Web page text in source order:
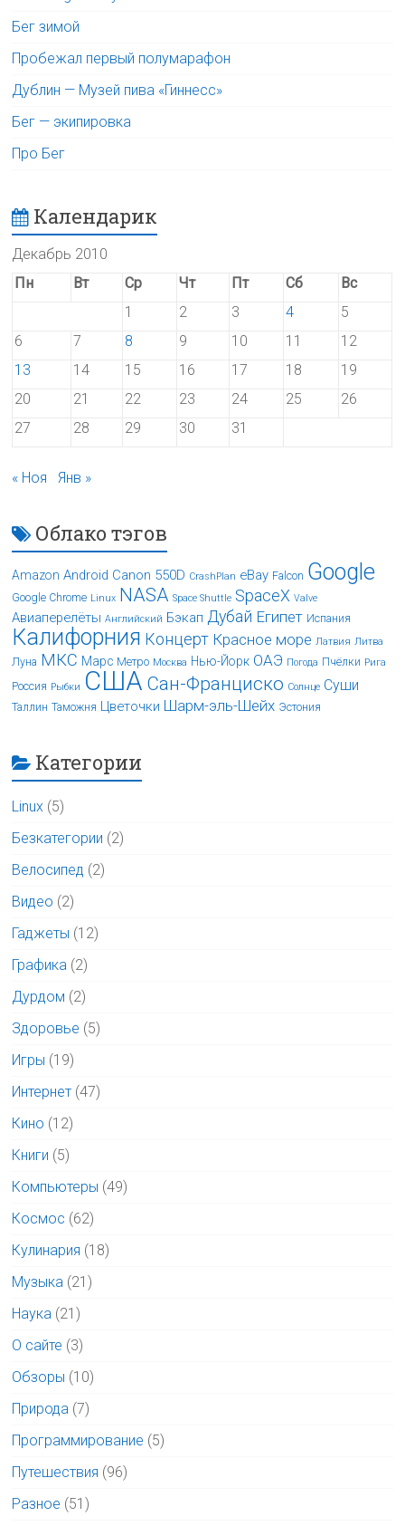
Бег зимой
Пробежал первый полумарафон
Дублин — Музей пива «Гиннесс»
Бег — экипировка
Про Бег
Календарик
Декабрь 2010
Пн
Вт Ср Чт Пт Сб
Вс
1
2 3 4
5
6
7 8 9 10 11
12
13
14 15 16 17 18
19
20
21 22 23 24 25
26
27
28 29 30 31
« Ноя Янв »
Облако тэгов
Amazon Android Canon 550D CrashPlan eBay Falcon Google
Google Chrome Linux NASA Space Shuttle SpaceX Valve
Авиаперелёты Английский Бэкап Дубай Египет Испания
Калифорния Концерт Красное море Латвия Литва
Луна МКС Марс Метро Москва Нью-Йорк ОАЭ Погода Пчёлки Рига
Россия Рыбки США Сан-Франциско Солнце Суши
Таллин Таможня Цветочки Шарм-эль-Шейх Эстония
Категории
Linux (5)
Безкатегории (2)
Велосипед (2)
Видео (2)
Гаджеты (12)
Графика (2)
Дурдом (2)
Здоровье (5)
Игры (19)
Интернет (47)
Кино (12)
Книги (5)
Компьютеры (49)
Космос (62)
Кулинария (18)
Музыка (21)
Наука (21)
О сайте (3)
Обзоры (10)
Природа (7)
Программирование (5)
Путешествия (96)
Разное (51)